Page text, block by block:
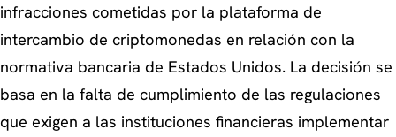
infracciones cometidas por la plataforma de
intercambio de criptomonedas en relación con la
normativa bancaria de Estados Unidos. La decisión se
basa en la falta de cumplimiento de las regulaciones
que exigen a las instituciones financieras implementar